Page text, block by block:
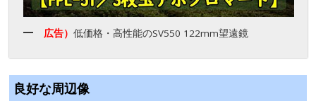
広告）低価格・高性能のSV550 122mm望遠鏡
良好な周辺像